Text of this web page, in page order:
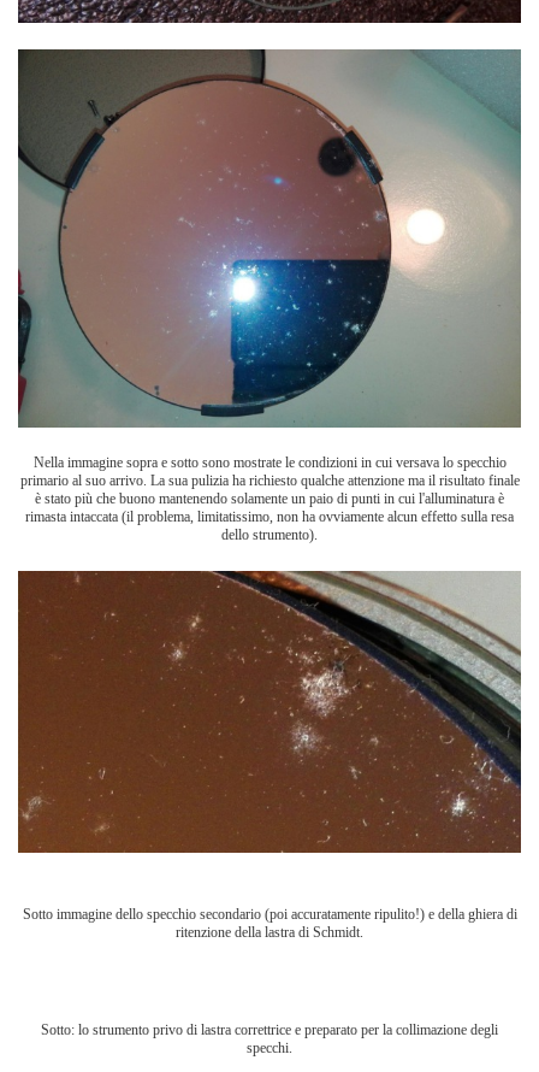
Nella immagine sopra e sotto sono mostrate le condizioni in cui versava lo specchio
primario al suo arrivo. La sua pulizia ha richiesto qualche attenzione ma il risultato finale
è stato più che buono mantenendo solamente un paio di punti in cui l'alluminatura è
rimasta intaccata (il problema, limitatissimo, non ha ovviamente alcun effetto sulla resa
dello strumento).
Sotto immagine dello specchio secondario (poi accuratamente ripulito!) e della ghiera di
ritenzione della lastra di Schmidt.
Sotto: lo strumento privo di lastra correttrice e preparato per la collimazione degli
specchi.